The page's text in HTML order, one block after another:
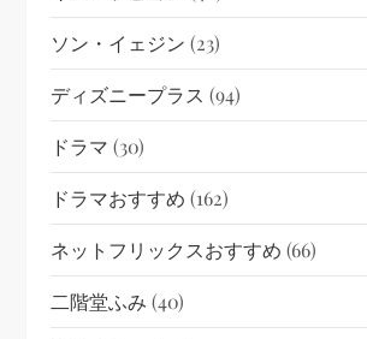
ソン・イェジン (23)
ディズニープラス (94)
ドラマ (30)
ドラマおすすめ (162)
ネットフリックスおすすめ (66)
二階堂ふみ (40)